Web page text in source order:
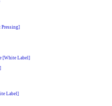
Pressing]
[White Label]
Label]